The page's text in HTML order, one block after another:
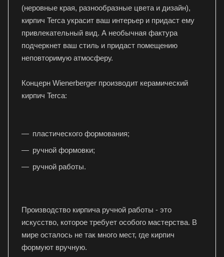
(неровные края, разнообразные цвета и дизайн),
кирпич Terca украсит ваш интерьер и придаст ему
привлекательный вид. А необычная фактура
подчеркнет ваш стиль и придаст помещению
неповторимую атмосферу.
Концерн Wienerberger производит керамический
кирпич Terca:
пластического формования;
ручной формовки;
ручной работы.
Производство кирпича ручной работы - это
искусство, которое требует особого мастерства. В
мире осталось не так много мест, где кирпич
формуют вручную.